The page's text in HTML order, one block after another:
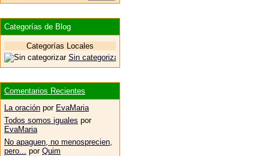
Categorías de Blog
Categorías Locales
Sin categorizar
Comentarios Recientes
La oración por EvaMaria
Todos somos iguales por
EvaMaria
No apaguen, no menosprecien,
pero...
por Quim